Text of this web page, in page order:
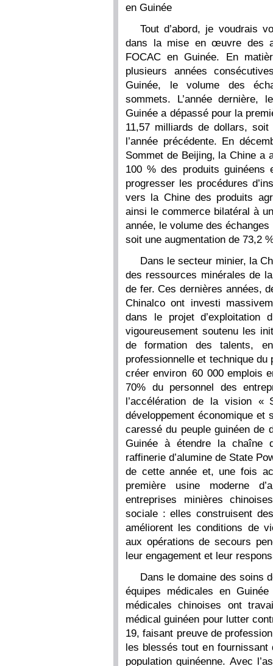
en Guinée
Tout d’abord, je voudrais
dans la mise en œuvre des
FOCAC en Guinée. En
plusieurs années
Guinée, le volume des
sommets. L’année
Guinée a dépassé pour la
11,57 milliards de dollars,
l’année précédente. En
Sommet de Beijing, la Chine a
100 % des produits
progresser les procédures
vers la Chine des produits
ainsi le commerce bilatéral à
année, le volume des
soit une augmentation de 73,2
Dans le secteur minier, la
des ressources minérales de
de fer. Ces dernières années,
Chinalco ont investi
dans le projet d’exploitation
vigoureusement soutenu les
de formation des talents,
professionnelle et technique
créer environ 60 000 emplois
70% du personnel des
l’accélération de la vision
développement économique et
caressé du peuple guinéen de
Guinée à étendre la chaîne
raffinerie d’alumine de State
de cette année et, une fois
première usine moderne
entreprises minières
sociale : elles construisent
améliorent les conditions de
aux opérations de secours
leur engagement et leur
Dans le domaine des soins
équipes médicales en
médicales chinoises ont
médical guinéen pour lutter
19, faisant preuve de
les blessés tout en
population guinéenne. Avec